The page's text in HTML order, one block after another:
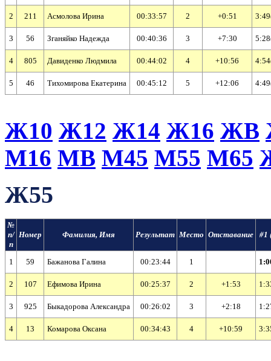
2 211 Асмолова Ирина 00:33:57 2 +0:51
3 56 Зганяйко Надежда 00:40:36 3 +7:30
4 805 Давиденко Людмила 00:44:02 4 +10:56
5 46 Тихомирова Екатерина 00:45:12 5 +12:06
Ж10 Ж12 Ж14 Ж16 ЖВ
М16 МВ М45 М55 М65
Ж55
№
п/
п
Номер Фамилия, Имя Результат Место Отставание #1
1 59 Бажанова Галина 00:23:44 1
2 107 Ефимова Ирина 00:25:37 2 +1:53
3 925 Быкадорова Александра 00:26:02 3 +2:18
4 13 Комарова Оксана 00:34:43 4 +10:59